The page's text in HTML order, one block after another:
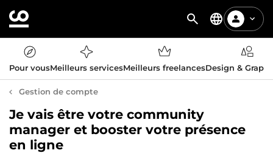
Pour vousMeilleurs servicesMeilleurs freelancesDesign &
Gestion de compte
Je vais être votre community
manager et booster votre présence
en ligne